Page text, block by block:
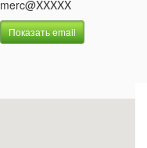
merc@XXXXX
Показать email